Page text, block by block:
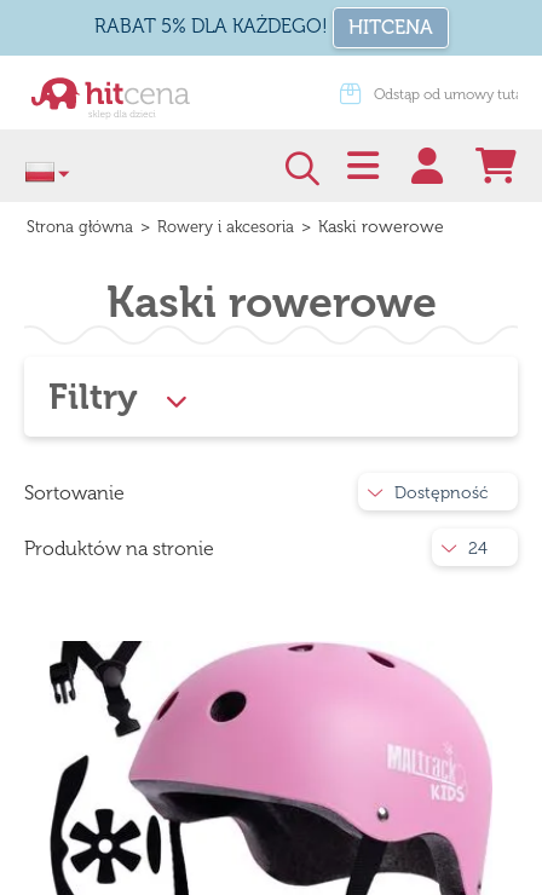
RABAT 5% DLA KAŻDEGO! HITCENA
dni na zwrot Odstąp od umowy tutaj
Strona główna > Rowery i akcesoria > Kaski rowerowe
Kaski rowerowe
Filtry
Sortowanie Dostępność
Produktów na stronie 24